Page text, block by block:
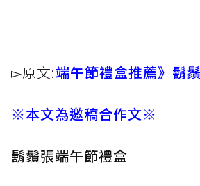
▻原文:端午節禮盒推薦》鬍
※本文為邀稿合作文※
鬍鬚張端午節禮盒